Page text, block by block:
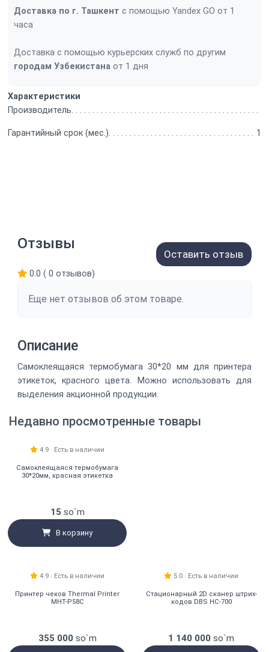
Доставка по г. Ташкент с помощью Yandex GO от 1
часа
Доставка с помощью курьерских служб по другим
городам Узбекистана от 1 дня
Характеристики
Производитель
Гарантийный срок (мес.) 1
Отзывы
0.0 ( 0 отзывов)
Оставить отзыв
Еще нет отзывов об этом товаре.
Описание
Самоклеящаяся термобумага 30*20 мм для принтера
этикеток, красного цвета. Можно использовать для
выделения акционной продукции.
Недавно просмотренные товары
4.9 · Есть в наличии
Самоклеящаяся термобумага
30*20мм, красная этикетка
15 so`m
В корзину
4.9 · Есть в наличии
Принтер чеков Thermal Printer
MHT-P58C
355 000so`m
5.0 · Есть в наличии
Стационарный 2D сканер штрих-
кодов DBS HC-700
1 140 000 so`m